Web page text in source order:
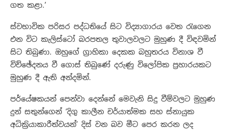
ගත කළා.’
ස්වභාවික පරිසර පද්ධතියේ සිට විද්‍යාගාරය වෙත රැගෙන
එන විට කැලිස්ටෝ බරපතල තුවාලවලට මුහුණ දී වි ඳවමින්
සිට තිබුණා. ඔහුගේ ග්‍රාහිකා දෙකක බහුතරය විනාශ වී
විච්ඡේදනය වී ගොස් තිබුණේ දරුණු විලෝපික ප්‍රහාරයකට
මුහුණ දී ඇති අන්දමින්.
පර්යේෂකයන් පෙන්වා දෙන්නේ මෙවැනි සිදු වීම්වලට මුහුණ
දුන් සතුන්ගෙන් ‘දිගු කාලීන චර්යාත්මක සහ ස්නායුක
අධික්‍රියාකාරීත්වයන්’ දිස් වන බව මීට පෙර කරන ලද